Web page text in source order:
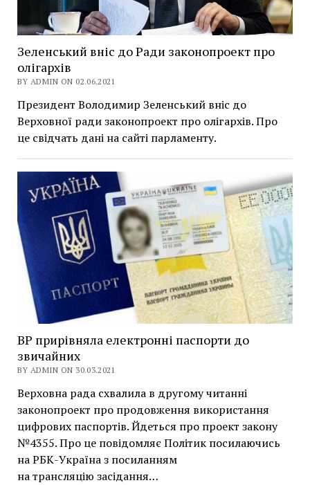
Зеленський вніс до Ради законопроект про
олігархів
BY ADMIN ON 02.06.2021
Президент Володимир Зеленський вніс до
Верховної ради законопроект про олігархів. Про
це свідчать дані на сайті парламенту.
ВР прирівняла електронні паспорти до
звичайних
BY ADMIN ON 30.03.2021
Верховна рада схвалила в другому читанні
законопроект про продовження використання
цифрових паспортів. Йдеться про проект закону
№4355. Про це повідомляє Політик посилаючись
на РБК-Україна з посиланням
на трансляцію засідання…